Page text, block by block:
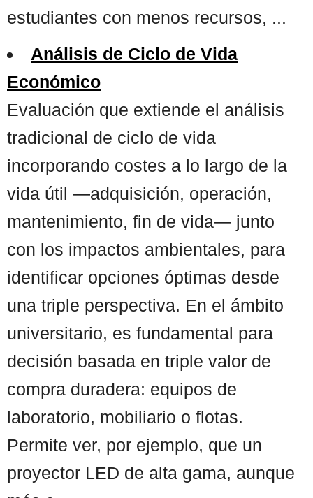
estudiantes con menos recursos, ...
Análisis de Ciclo de Vida
Económico
Evaluación que extiende el análisis
tradicional de ciclo de vida
incorporando costes a lo largo de la
vida útil —adquisición, operación,
mantenimiento, fin de vida— junto
con los impactos ambientales, para
identificar opciones óptimas desde
una triple perspectiva. En el ámbito
universitario, es fundamental para
decisión basada en triple valor de
compra duradera: equipos de
laboratorio, mobiliario o flotas.
Permite ver, por ejemplo, que un
proyector LED de alta gama, aunque